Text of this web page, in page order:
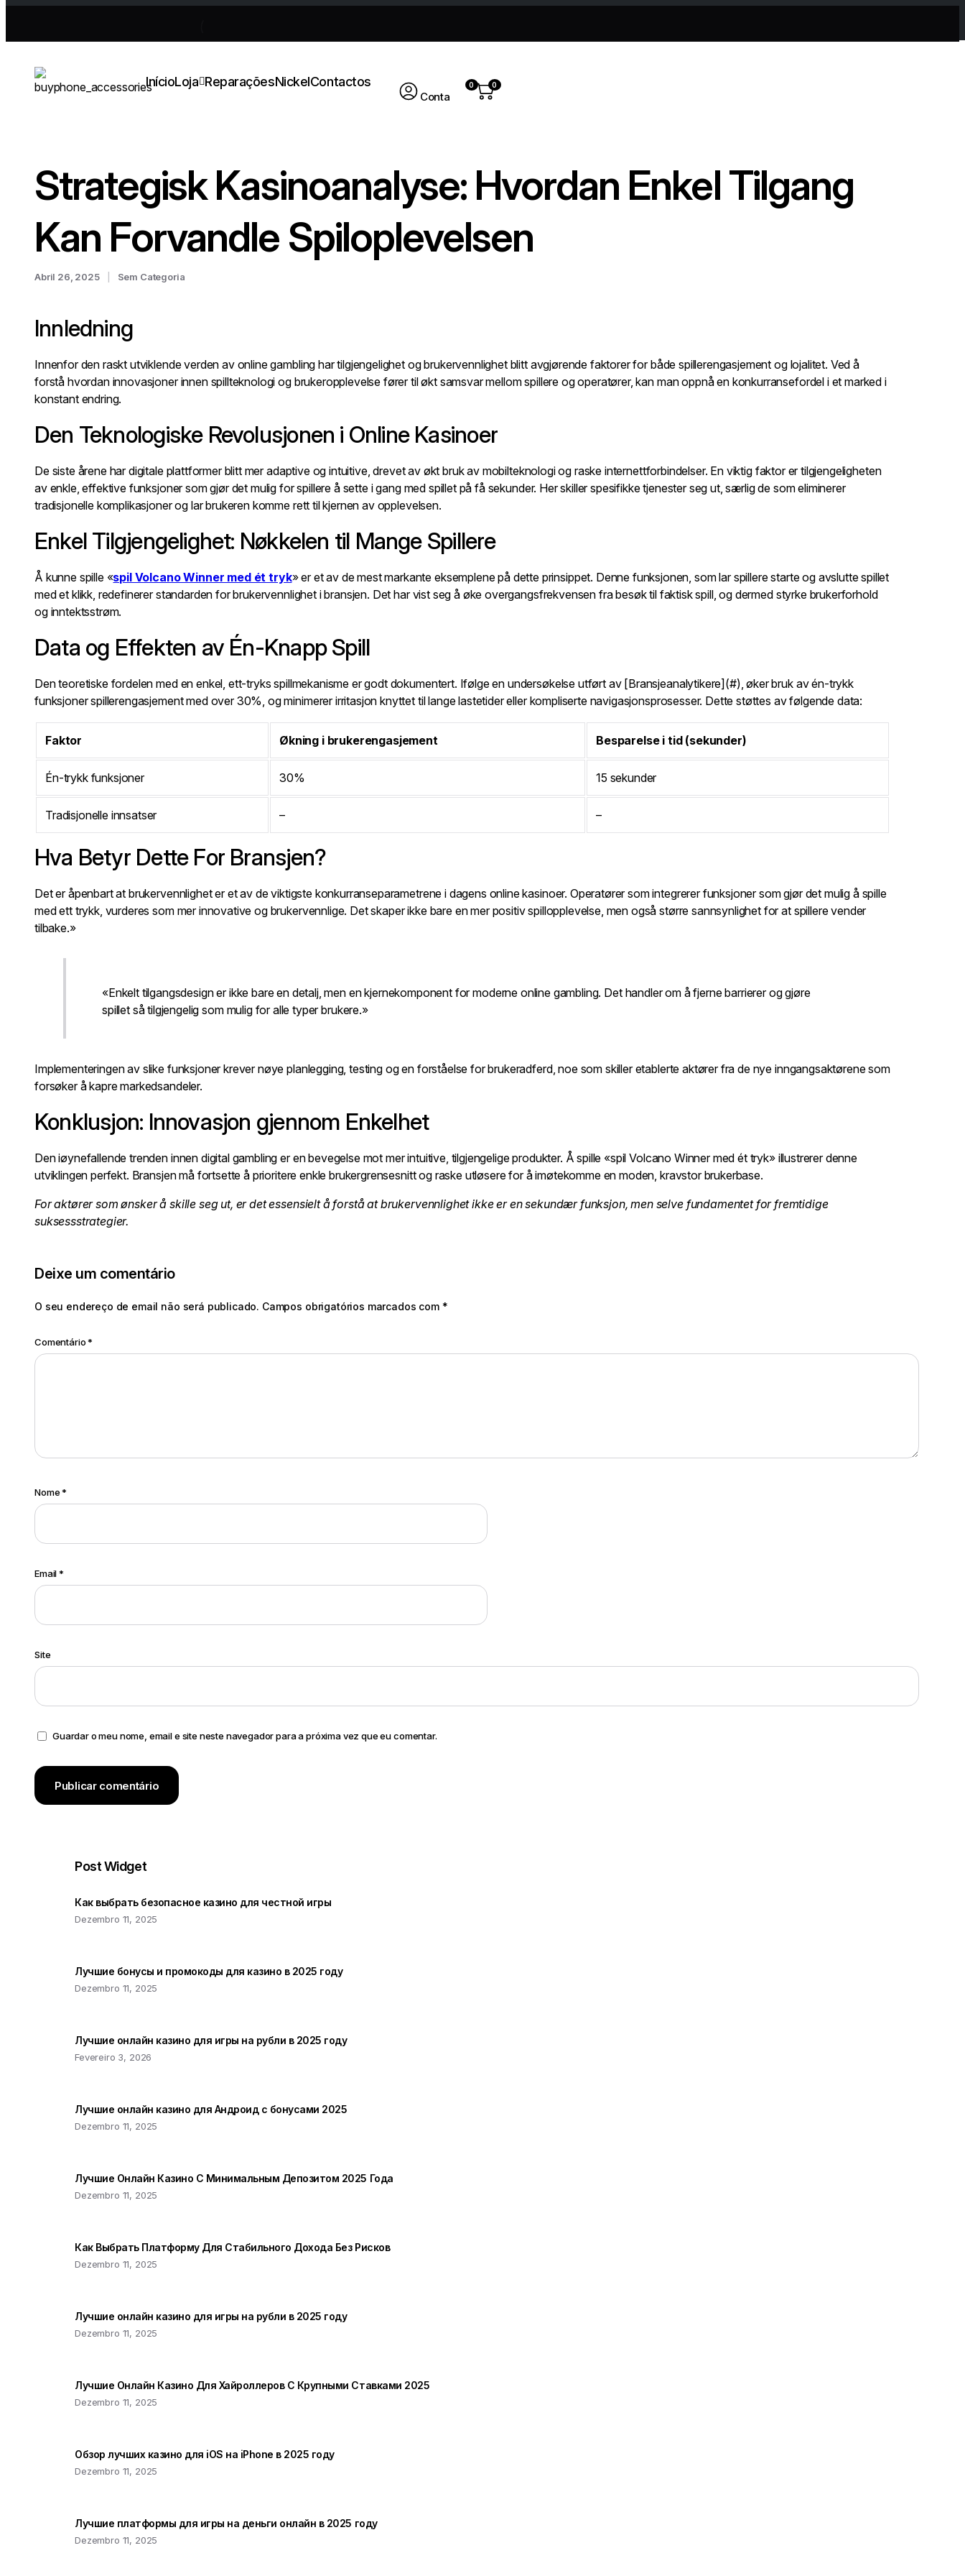
InícioLoja
Telemóvel Novo
Telemóvel Recondicionado
Telemóvel Clássicos
Telemóvel Sénior
Tablets
Relógios Inteligentes
Pulseiras de Atividade
Anel Inteligente
Auriculares & Headphones
Sem Fios (Bluetooth)
Essenciais & Acessórios
Cabos e Carregadores
Capas e Proteções
Suportes
Pulseiras Universais
Gadgets
ReparaçõesNickelContactos
Conta
0 0
Strategisk Kasinoanalyse: Hvordan Enkel Tilgang
Kan Forvandle Spiloplevelsen
Abril 26, 2025 Sem Categoria
Innledning
Innenfor den raskt utviklende verden av online gambling har tilgjengelighet og brukervennlighet blitt avgjørende faktorer for både spillerengasjement og lojalitet. Ved å
forstå hvordan innovasjoner innen spillteknologi og brukeropplevelse fører til økt samsvar mellom spillere og operatører, kan man oppnå en konkurransefordel i et marked i
konstant endring.
Den Teknologiske Revolusjonen i Online Kasinoer
De siste årene har digitale plattformer blitt mer adaptive og intuitive, drevet av økt bruk av mobilteknologi og raske internettforbindelser. En viktig faktor er tilgjengeligheten
av enkle, effektive funksjoner som gjør det mulig for spillere å sette i gang med spillet på få sekunder. Her skiller spesifikke tjenester seg ut, særlig de som eliminerer
tradisjonelle komplikasjoner og lar brukeren komme rett til kjernen av opplevelsen.
Enkel Tilgjengelighet: Nøkkelen til Mange Spillere
Å kunne spille «spil Volcano Winner med ét tryk» er et av de mest markante eksemplene på dette prinsippet. Denne funksjonen, som lar spillere starte og avslutte spillet
med et klikk, redefinerer standarden for brukervennlighet i bransjen. Det har vist seg å øke overgangsfrekvensen fra besøk til faktisk spill, og dermed styrke brukerforhold
og inntektsstrøm.
Data og Effekten av Én-Knapp Spill
Den teoretiske fordelen med en enkel, ett-tryks spillmekanisme er godt dokumentert. Ifølge en undersøkelse utført av [Bransjeanalytikere](#), øker bruk av én-trykk
funksjoner spillerengasjement med over 30%, og minimerer irritasjon knyttet til lange lastetider eller kompliserte navigasjonsprosesser. Dette støttes av følgende data:
Faktor Økning i brukerengasjement Besparelse i tid (sekunder)
Én-trykk funksjoner 30% 15 sekunder
Tradisjonelle innsatser – –
Hva Betyr Dette For Bransjen?
Det er åpenbart at brukervennlighet er et av de viktigste konkurranseparametrene i dagens online kasinoer. Operatører som integrerer funksjoner som gjør det mulig å spille
med ett trykk, vurderes som mer innovative og brukervennlige. Det skaper ikke bare en mer positiv spillopplevelse, men også større sannsynlighet for at spillere vender
tilbake.»
«Enkelt tilgangsdesign er ikke bare en detalj, men en kjernekomponent for moderne online gambling. Det handler om å fjerne barrierer og gjøre
spillet så tilgjengelig som mulig for alle typer brukere.»
Implementeringen av slike funksjoner krever nøye planlegging, testing og en forståelse for brukeradferd, noe som skiller etablerte aktører fra de nye inngangsaktørene som
forsøker å kapre markedsandeler.
Konklusjon: Innovasjon gjennom Enkelhet
Den iøynefallende trenden innen digital gambling er en bevegelse mot mer intuitive, tilgjengelige produkter. Å spille «spil Volcano Winner med ét tryk» illustrerer denne
utviklingen perfekt. Bransjen må fortsette å prioritere enkle brukergrensesnitt og raske utløsere for å imøtekomme en moden, kravstor brukerbase.
For aktører som ønsker å skille seg ut, er det essensielt å forstå at brukervennlighet ikke er en sekundær funksjon, men selve fundamentet for fremtidige
suksessstrategier.
Deixe um comentário
O seu endereço de email não será publicado. Campos obrigatórios marcados com *
Comentário*
Nome*
Email*
Site
Guardar o meu nome, email e site neste navegador para a próxima vez que eu comentar.
Post Widget
Как выбрать безопасное казино для честной игры
Dezembro 11, 2025
Лучшие бонусы и промокоды для казино в 2025 году
Dezembro 11, 2025
Лучшие онлайн казино для игры на рубли в 2025 году
Fevereiro 3, 2026
Лучшие онлайн казино для Андроид с бонусами 2025
Dezembro 11, 2025
Лучшие Онлайн Казино С Минимальным Депозитом 2025 Года
Dezembro 11, 2025
Как Выбрать Платформу Для Стабильного Дохода Без Рисков
Dezembro 11, 2025
Лучшие онлайн казино для игры на рубли в 2025 году
Dezembro 11, 2025
Лучшие Онлайн Казино Для Хайроллеров С Крупными Ставками 2025
Dezembro 11, 2025
Обзор лучших казино для iOS на iPhone в 2025 году
Dezembro 11, 2025
Лучшие платформы для игры на деньги онлайн в 2025 году
Dezembro 11, 2025